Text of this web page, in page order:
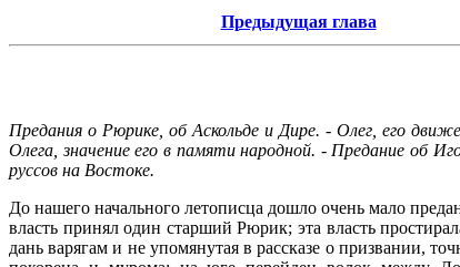
Предыдущая глава
Предания о Рюрике, об Аскольде и Дире. - Олег, его
Олега, значение его в памяти народной. - Предание об
руссов на Востоке.
До нашего начального летописца дошло очень мало
власть принял один старший Рюрик; эта власть
дань варягам и не упомянутая в рассказе о призвании,